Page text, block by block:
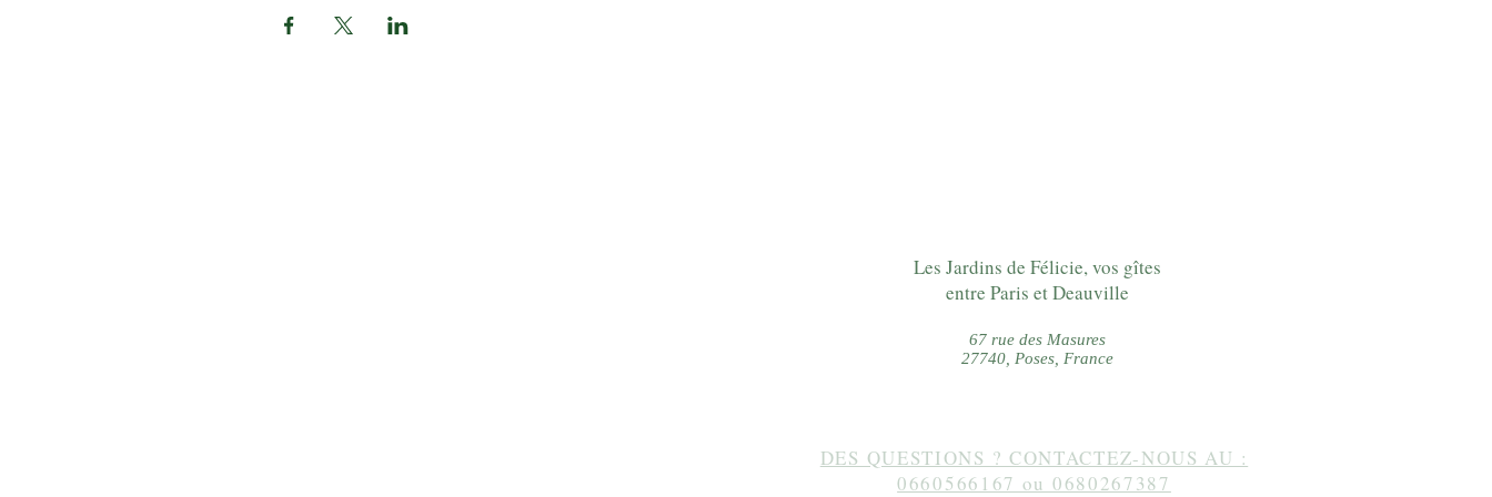
Les Jardins de Félicie, vos gîtes
entre Paris et Deauville
67 rue des Masures
27740, Poses, France
DES QUESTIONS ? CONTACTEZ-NOUS AU :
0660566167 ou 0680267387